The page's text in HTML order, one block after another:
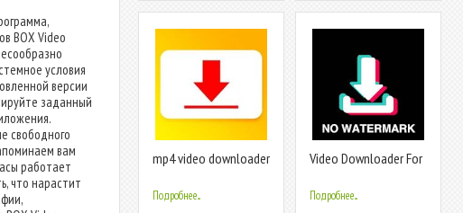
BOX Video
условия
версии
заданный
свободного
вам
работает
что нарастит
mp4 video downloader
downloader
Подробнее...
Video Downloader For
Watermark
Подробнее...